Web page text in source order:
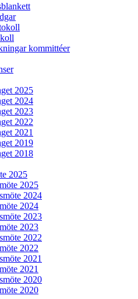
kommittéer
2025
2024
2023
2022
2021
2019
2018
2025
2025
2024
2024
2023
2023
2022
2022
2021
2021
2020
2020